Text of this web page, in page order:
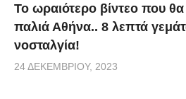
Το ωραιότερο βίντεο που θα
παλιά Αθήνα.. 8 λεπτά
νοσταλγία!
24 ΔΕΚΕΜΒΡΊΟΥ, 2023